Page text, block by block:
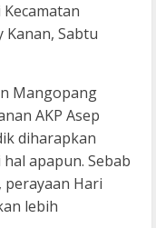
Sabtu
Mangopang
AKP Asep
diharapkan
apapun. Sebab
Hari
lebih